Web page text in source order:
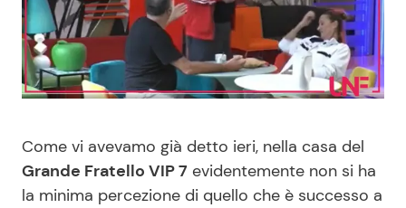
Casa
Moda e Style
News benessere
Consigli di Cucina
Dolci
Primi Piatti
Come vi avevamo già detto ieri, nella casa del
Grande Fratello VIP 7 evidentemente non si ha
la minima percezione di quello che è successo a